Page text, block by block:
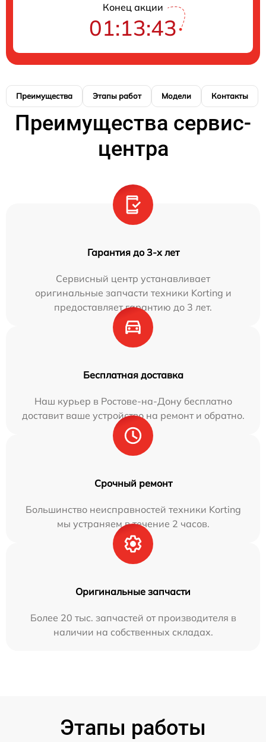
Конец акции
01:13:42
Преимущества Этапы работ Модели Контакты
Преимущества сервис-
центра
Гарантия до 3-х лет
Сервисный центр устанавливает
оригинальные запчасти техники Korting и
предоставляет гарантию до 3 лет.
Бесплатная доставка
Наш курьер в Ростове-на-Дону бесплатно
доставит ваше устройство на ремонт и обратно.
Срочный ремонт
Большинство неисправностей техники Korting
мы устраняем в течение 2 часов.
Оригинальные запчасти
Более 20 тыс. запчастей от производителя в
наличии на собственных складах.
Этапы работы